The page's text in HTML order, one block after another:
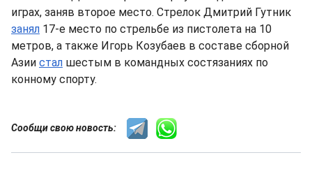
играх, заняв второе место. Стрелок Дмитрий Гутник
занял 17-е место по стрельбе из пистолета на 10
метров, а также Игорь Козубаев в составе сборной
Азии стал шестым в командных состязаниях по
конному спорту.
Сообщи свою новость: